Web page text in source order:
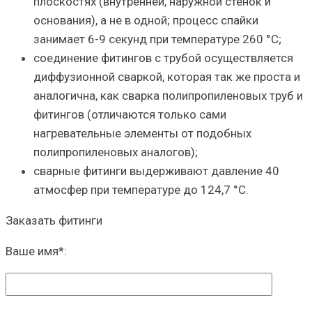
основания), а не в одной; процесс спайки
занимает 6-9 секунд при температуре 260 °С;
соединение фитингов с трубой осуществляется
диффузионной сваркой, которая так же проста и
аналогична, как сварка полипропиленовых труб и
фитингов (отличаются только сами
нагревательные элементы от подобных
полипропиленовых аналогов);
сварные фитинги выдерживают давление 40
атмосфер при температуре до 124,7 °С.
Заказать фитинги
Ваше имя*: